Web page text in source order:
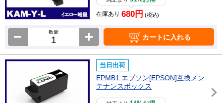
在庫あり 680円 (税込)
数量
カートに入れる
当日出荷
EPMB1 エプソン[EPSON]互換メン
テナンスボックス